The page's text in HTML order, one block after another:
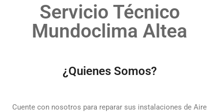
Servicio Técnico
Mundoclima Altea
¿Quienes Somos?
Cuente con nosotros para reparar sus instalaciones de Aire